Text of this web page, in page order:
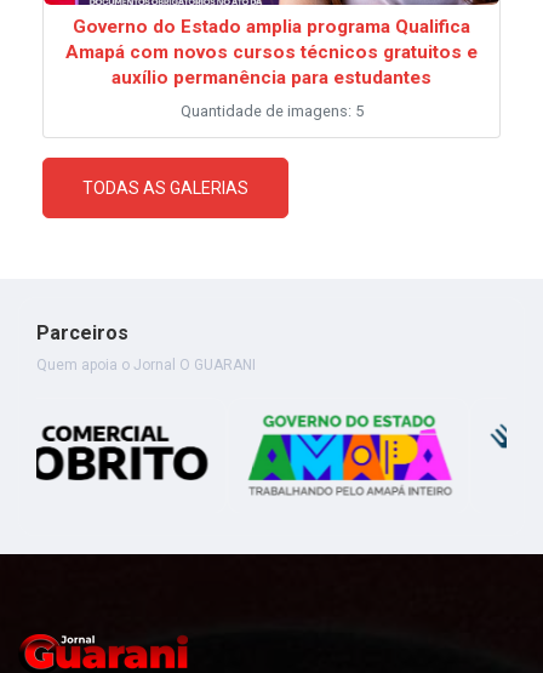
Governo do Estado amplia programa Qualifica
Amapá com novos cursos técnicos gratuitos e
auxílio permanência para estudantes
Quantidade de imagens: 5
TODAS AS GALERIAS
Parceiros
Quem apoia o Jornal O GUARANI